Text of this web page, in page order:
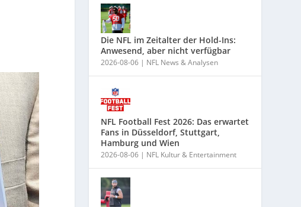
Die NFL im Zeitalter der Hold-Ins:
Anwesend, aber nicht verfügbar
2026-08-06 | NFL News & Analysen
NFL Football Fest 2026: Das erwartet
Fans in Düsseldorf, Stuttgart,
Hamburg und Wien
2026-08-06 | NFL Kultur & Entertainment